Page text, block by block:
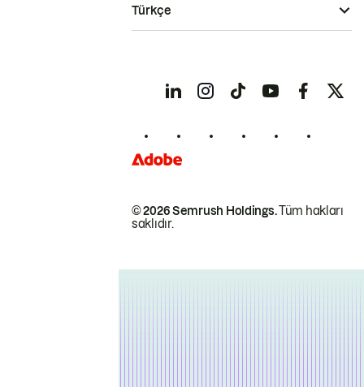
© 2026 Semrush Holdings.Tüm hakları
saklıdır.
Türkçe